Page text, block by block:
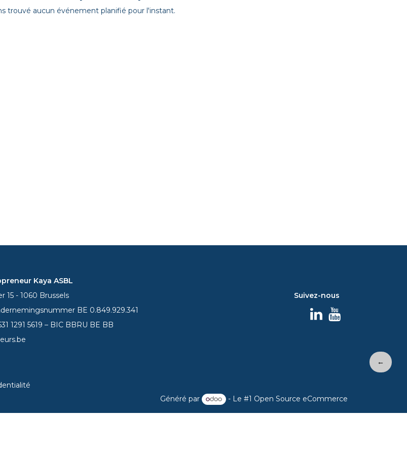
trouvé aucun événement planifié pour l'instant.
Suivez-nous
←
Kaya ASBL
15 - 1060 Brussels
BE 0.849.929.341
1291 5619 – BIC BBRU BE BB
Généré par - Le #1 Open Source eCommerce